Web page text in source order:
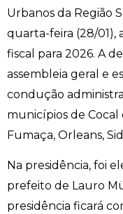
Urbanos da Região
quarta-feira (28/01),
fiscal para 2026. A
assembleia geral e
condução
municípios de
Fumaça, Orleans,
Na presidência, foi
prefeito de Lauro
presidência ficará